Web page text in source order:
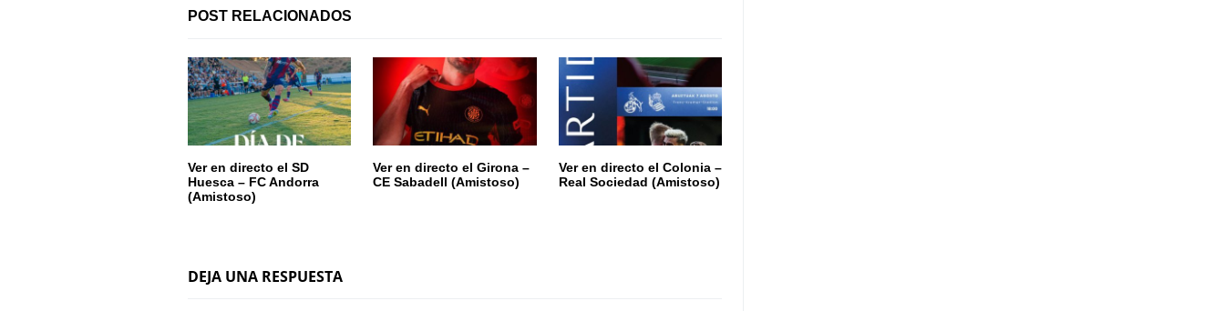
ó
n
d
e
e
n
POST RELACIONADOS
Ver en directo el SD
Huesca – FC Andorra
(Amistoso)
Ver en directo el Girona –
CE Sabadell (Amistoso)
Ver en directo el Colonia –
Real Sociedad (Amistoso)
DEJA UNA RESPUESTA